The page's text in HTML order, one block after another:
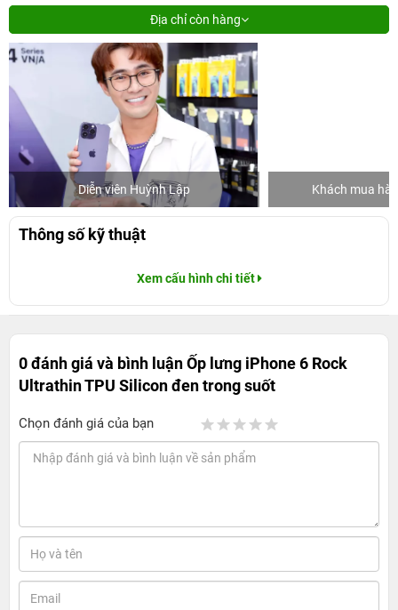
Địa chỉ còn hàng
Diễn viên Huỳnh Lập Khách mua
Thông số kỹ thuật
Xem cấu hình chi tiết
0 đánh giá và bình luậnỐp lưng iPhone 6 Rock
Ultrathin TPU Silicon đen trong suốt
Chọn đánh giá của bạn